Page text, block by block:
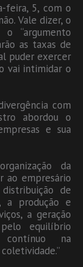
feira, 5, com o
Vale dizer, o
“argumento
as taxas de
puder exercer
vai intimidar o
com
abordou o
e sua
da
ao empresário
de
a produção e
a geração
equilíbrio
contínuo na